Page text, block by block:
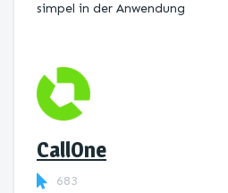
simpel in der Anwendung
CallOne
683